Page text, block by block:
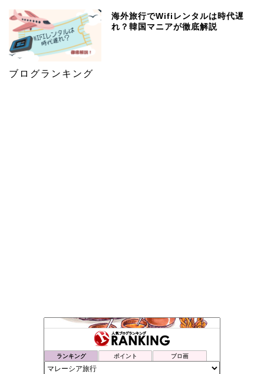
海外旅行でWifiレンタルは時代遅
れ？韓国マニアが徹底解説
ブログランキング
ランキング ポイント ブロ画